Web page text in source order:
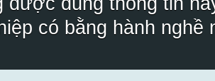
có bằng hành